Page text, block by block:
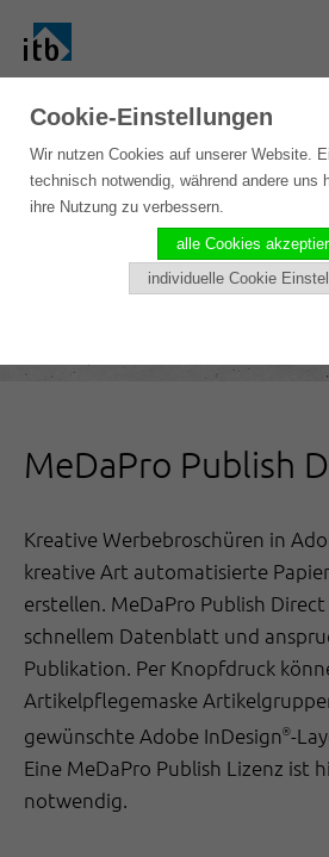
MeDaPro Publish
Kreative Werbebroschüren in
kreative Art automatisierte
erstellen. MeDaPro Publish
schnellem Datenblatt und
Publikation. Per Knopfdruck
Artikelpflegemaske
gewünschte Adobe InDesign®-
Eine MeDaPro Publish Lizenz ist
notwendig.
Cookie-Einstellungen
Wir nutzen Cookies auf unserer Website.
technisch notwendig, während andere uns
ihre Nutzung zu verbessern.
alle Cookies
individuelle Cookie